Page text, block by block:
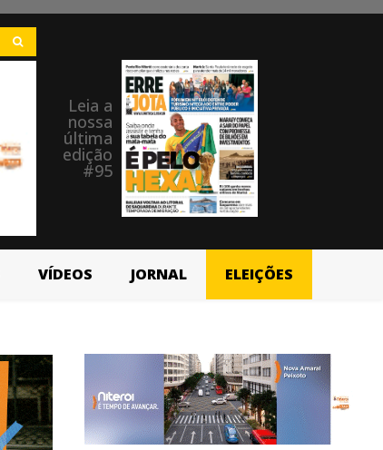
Leia a
nossa
última
edição
#95
VÍDEOS JORNAL ELEIÇÕES